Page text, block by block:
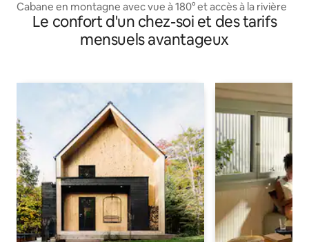
Cabane en montagne avec vue à 180° et accès à la rivière
Le confort d'un chez-soi et des tarifs
mensuels avantageux